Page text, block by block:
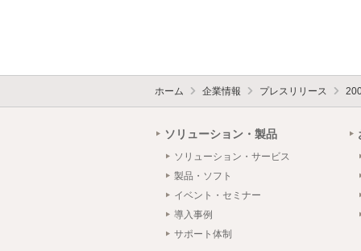
ホーム 企業情報 プレスリリース
ソリューション・製品
ソリューション・サービス
製品・ソフト
イベント・セミナー
導入事例
サポート体制